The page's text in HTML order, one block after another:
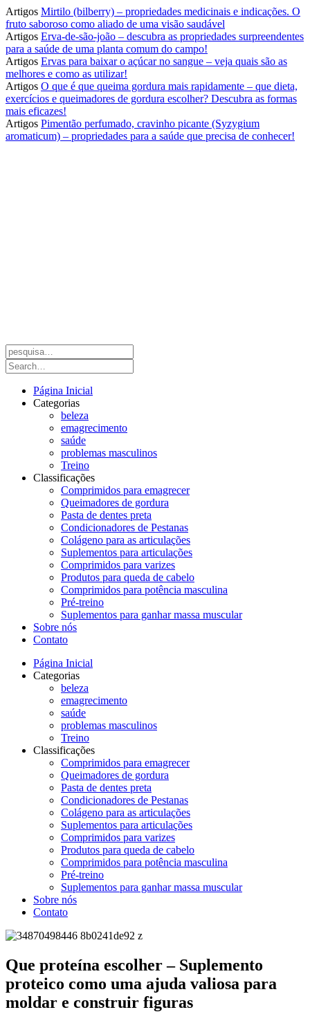
Artigos Mirtilo (bilberry) – propriedades medicinais e indicações. O
fruto saboroso como aliado de uma visão saudável
Artigos Erva-de-são-joão – descubra as propriedades surpreendentes
para a saúde de uma planta comum do campo!
Artigos Ervas para baixar o açúcar no sangue – veja quais são as
melhores e como as utilizar!
Artigos O que é que queima gordura mais rapidamente – que dieta,
exercícios e queimadores de gordura escolher? Descubra as formas
mais eficazes!
Artigos Pimentão perfumado, cravinho picante (Syzygium
aromaticum) – propriedades para a saúde que precisa de conhecer!
Página Inicial
Categorias
beleza
emagrecimento
saúde
problemas masculinos
Treino
Classificações
Comprimidos para emagrecer
Queimadores de gordura
Pasta de dentes preta
Condicionadores de Pestanas
Colágeno para as articulações
Suplementos para articulações
Comprimidos para varizes
Produtos para queda de cabelo
Comprimidos para potência masculina
Pré-treino
Suplementos para ganhar massa muscular
Sobre nós
Contato
Página Inicial
Categorias
beleza
emagrecimento
saúde
problemas masculinos
Treino
Classificações
Comprimidos para emagrecer
Queimadores de gordura
Pasta de dentes preta
Condicionadores de Pestanas
Colágeno para as articulações
Suplementos para articulações
Comprimidos para varizes
Produtos para queda de cabelo
Comprimidos para potência masculina
Pré-treino
Suplementos para ganhar massa muscular
Sobre nós
Contato
Que proteína escolher – Suplemento
proteico como uma ajuda valiosa para
moldar e construir figuras